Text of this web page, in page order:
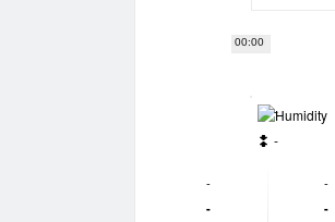
00:00
-
-
-
-
-
-